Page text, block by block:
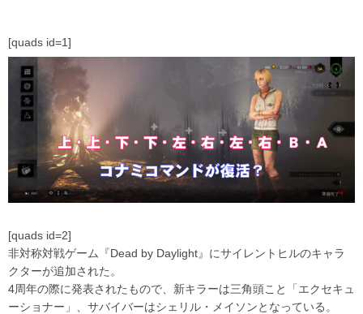
[quads id=1]
[quads id=2]
非対称対戦ゲーム『Dead by Daylight』にサイレントヒルのキャラ
クターが追加された。
4周年の際に発表されたもので、新キラーは三角頭こと「エクセキュ
ーショナー」、サバイバーはシェリル・メイソンとなっている。